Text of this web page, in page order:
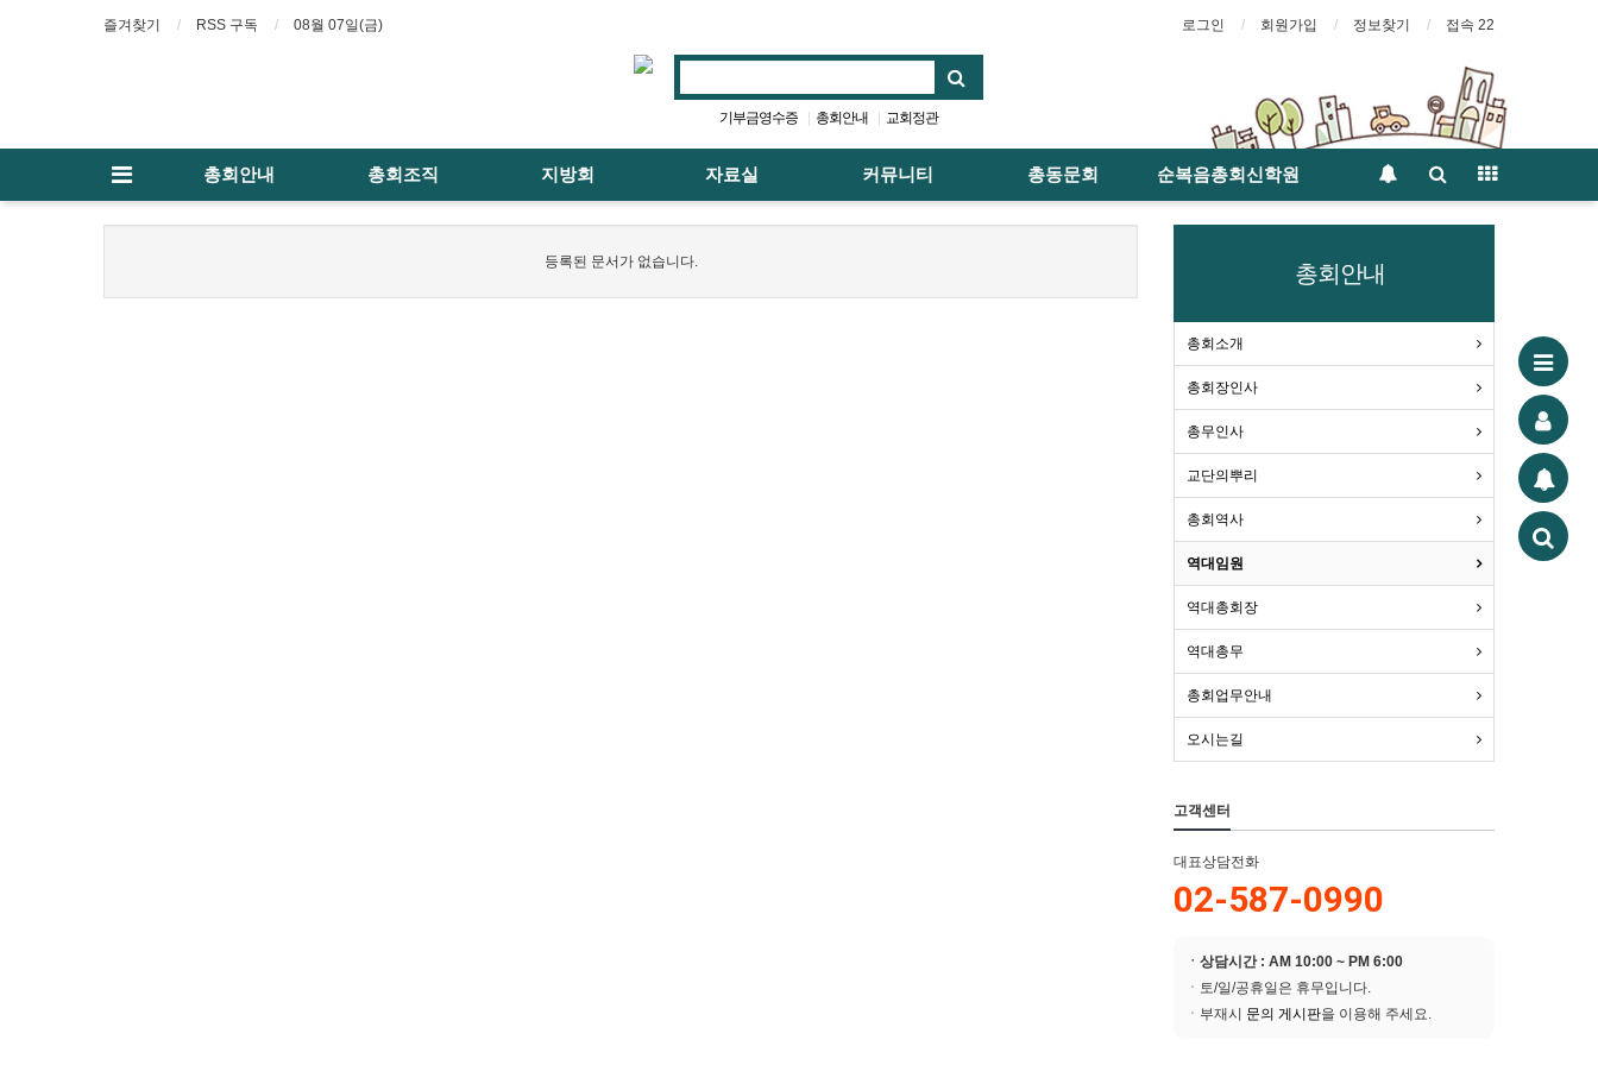
즐겨찾기 RSS 구독 08월 07일(금) 로그인 회원가입 정보찾기 접속 22
기부금영수증 총회안내 교회정관
총회안내 총회조직 지방회 자료실 커뮤니티 총동문회 순복음총회신학원
등록된 문서가 없습니다. 총회안내
총회소개
총회장인사
총무인사
교단의뿌리
총회역사
역대임원
역대총회장
역대총무
총회업무안내
오시는길
고객센터
대표상담전화
02-587-0990
ㆍ상담시간 : AM 10:00 ~ PM 6:00
ㆍ토/일/공휴일은 휴무입니다.
ㆍ부재시 문의 게시판을 이용해 주세요.